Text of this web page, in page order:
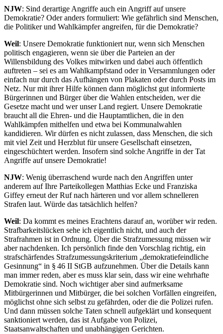
NJW: Sind derartige Angriffe auch ein Angriff auf unsere
Demokratie? Oder anders formuliert: Wie gefährlich sind Menschen,
die Politiker und Wahlkämpfer angreifen, für die Demokratie?
Weil: Unsere Demokratie funktioniert nur, wenn sich Menschen
politisch engagieren, wenn sie über die Parteien an der
Willensbildung des Volkes mitwirken und dabei auch öffentlich
auftreten – sei es am Wahlkampfstand oder in Versammlungen oder
einfach nur durch das Aufhängen von Plakaten oder durch Posts im
Netz. Nur mit ihrer Hilfe können dann möglichst gut informierte
Bürgerinnen und Bürger über die Wahlen entscheiden, wer die
Gesetze macht und wer unser Land regiert. Unsere Demokratie
braucht all die Ehren- und die Hauptamtlichen, die in den
Wahlkämpfen mithelfen und etwa bei Kommunalwahlen
kandidieren. Wir dürfen es nicht zulassen, dass Menschen, die sich
mit viel Zeit und Herzblut für unsere Gesellschaft einsetzen,
eingeschüchtert werden. Insofern sind solche Angriffe in der Tat
Angriffe auf unsere Demokratie!
NJW: Wenig überraschend wurde nach den Angriffen unter
anderem auf Ihre Parteikollegen Matthias Ecke und Franziska
Giffey erneut der Ruf nach härteren und vor allem schnelleren
Strafen laut. Würde das tatsächlich helfen?
Weil: Da kommt es meines Erachtens darauf an, worüber wir reden.
Strafbarkeitslücken sehe ich eigentlich nicht, und auch der
Strafrahmen ist in Ordnung. Über die Strafzumessung müssen wir
aber nachdenken. Ich persönlich finde den Vorschlag richtig, ein
strafschärfendes Strafzumessungskriterium „demokratiefeindliche
Gesinnung“ in § 46 II StGB aufzunehmen. Über die Details kann
man immer reden, aber es muss klar sein, dass wir eine wehrhafte
Demokratie sind. Noch wichtiger aber sind aufmerksame
Mitbürgerinnen und Mitbürger, die bei solchen Vorfällen eingreifen,
möglichst ohne sich selbst zu gefährden, oder die die Polizei rufen.
Und dann müssen solche Taten schnell aufgeklärt und konsequent
sanktioniert werden, das ist Aufgabe von Polizei,
Staatsanwaltschaften und unabhängigen Gerichten.